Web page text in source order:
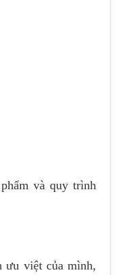
và quy trình
ưu việt của mình,